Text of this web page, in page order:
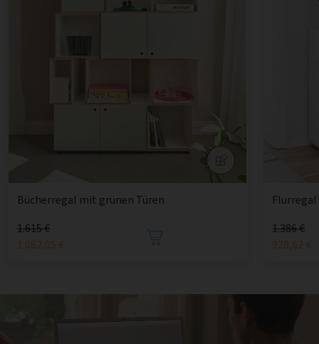
Bücherregal mit grünen Türen
1.615 €
1.082,05 €
1.386 €
928,62 €